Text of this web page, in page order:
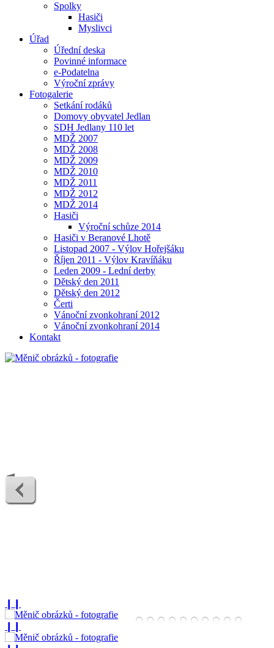
Spolky
Hasiči
Myslivci
Úřad
Úřední deska
Povinné informace
e-Podatelna
Výroční zprávy
Fotogalerie
Setkání rodáků
Domovy obyvatel Jedlan
SDH Jedlany 110 let
MDŽ 2007
MDŽ 2008
MDŽ 2009
MDŽ 2010
MDŽ 2011
MDŽ 2012
MDŽ 2014
Hasiči
Výroční schůze 2014
Hasiči v Beranové Lhotě
Listopad 2007 - Výlov Hořejšáku
Říjen 2011 - Výlov Kravíňáku
Leden 2009 - Lední derby
Dětský den 2011
Dětský den 2012
Čerti
Vánoční zvonkohraní 2012
Vánoční zvonkohraní 2014
Kontakt